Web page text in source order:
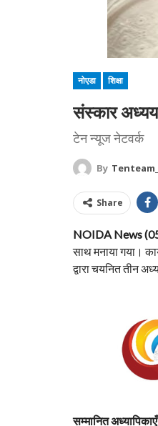
नोएडा शिक्षा
संस्कार
टेन न्यूज नेटवर्क‌
By
Share
NOIDA News
साथ मनाया गया।
द्वारा चयनित तीन
सम्मानित